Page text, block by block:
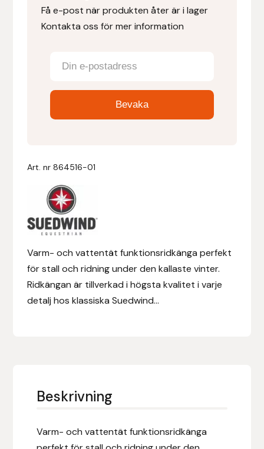
Få e-post när produkten åter är i lager
Kontakta oss för mer information
Art. nr864516-01
Varm- och vattentät funktionsridkänga perfekt
för stall och ridning under den kallaste vinter.
Ridkängan är tillverkad i högsta kvalitet i varje
detalj hos klassiska Suedwind...
Beskrivning
Varm- och vattentät funktionsridkänga
Denni Design
Ekholm Nordic
Eldorado
Epona bokförlag